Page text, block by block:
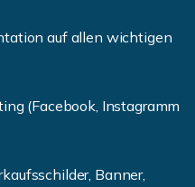
auf allen wichtigen
(Facebook, Instagramm
Banner,